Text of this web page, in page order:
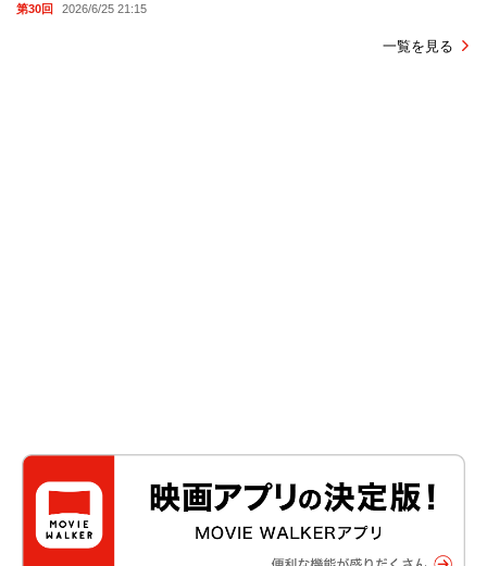
第30回 2026/6/25 21:15
一覧を見る